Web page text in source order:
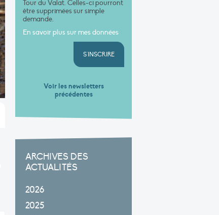
Tour du Valat. Celles-ci pourront
être supprimées sur simple
demande.
En savoir plus sur mes données
S'INSCRIRE
Voir les newsletters
précédentes
ARCHIVES DES
ACTUALITÉS
2026
2025